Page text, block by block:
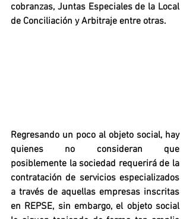
cobranzas, Juntas Especiales de la Local
de Conciliación y Arbitraje entre otras.
Regresando un poco al objeto social, hay
quienes no consideran que
posiblemente la sociedad requerirá de la
contratación de servicios especializados
a través de aquellas empresas inscritas
en REPSE, sin embargo, el objeto social